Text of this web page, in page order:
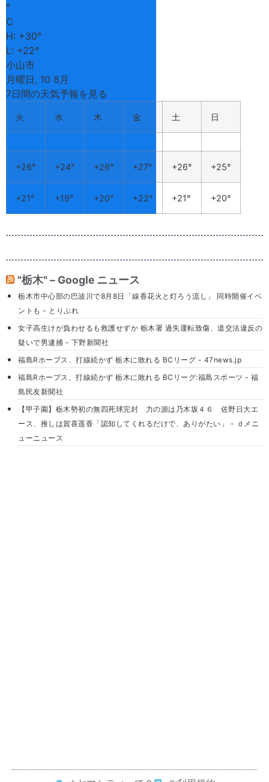
°
C
H: +30°
L: +22°
小山市
月曜日, 10 8月
7日間の天気予報を見る
火 水 木 金 土 日
+26° +24° +26° +27° +26° +25°
+21° +19° +20° +22° +21° +20°
"栃木" – Google ニュース
栃木市中心部の巴波川で8月8日「線香花火と灯ろう流し」 同時開催イベ
ントも - とりぷれ
女子高生けが負わせるも救護せずか 栃木署 過失運転致傷、道交法違反の
疑いで男逮捕 - 下野新聞社
福島Rホープス、打線続かず 栃木に敗れる BCリーグ - 47news.jp
福島Rホープス、打線続かず 栃木に敗れる BCリーグ:福島スポーツ - 福
島民友新聞社
【甲子園】栃木勢初の無四死球完封 力の源は乃木坂４６ 佐野日大エ
ース、推しは賀喜遥香「認知してくれるだけで、ありがたい」 - ｄメニ
ューニュース